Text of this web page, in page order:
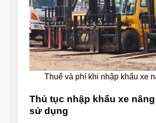
Thuế và phí khi nhập khẩu xe
Thủ tục nhập khẩu xe
sử dụng